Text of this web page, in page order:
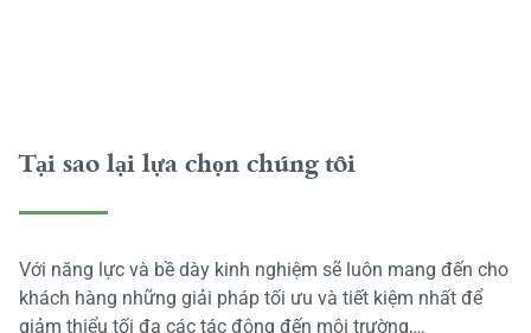
Tại sao lại lựa chọn chúng tôi
Với năng lực và bề dày kinh nghiệm sẽ luôn mang đến cho
khách hàng những giải pháp tối ưu và tiết kiệm nhất để
giảm thiểu tối đa các tác động đến môi trường,…